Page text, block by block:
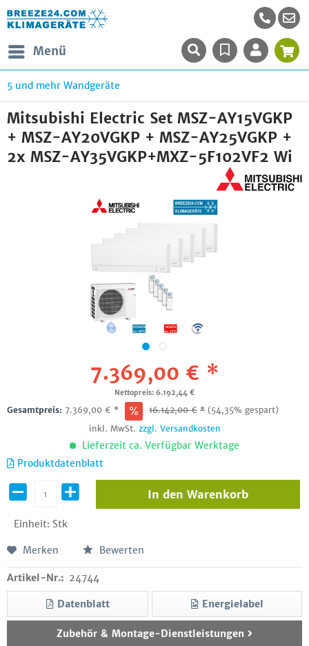
Menü
5 und mehr Wandgeräte
Mitsubishi Electric Set MSZ-AY15VGKP
+ MSZ-AY20VGKP + MSZ-AY25VGKP +
2x MSZ-AY35VGKP+MXZ-5F102VF2 Wi
7.369,00 € *
Nettopreis: 6.192,44 €
Gesamtpreis: 7.369,00 € * 16.142,00€ * (54,35% gespart)
inkl. MwSt. zzgl. Versandkosten
Lieferzeit ca. Verfügbar Werktage
Produktdatenblatt
Einheit: Stk
In den Warenkorb
Merken Bewerten
Artikel-Nr.: 24744
Datenblatt Energielabel
Zubehör & Montage-Dienstleistungen